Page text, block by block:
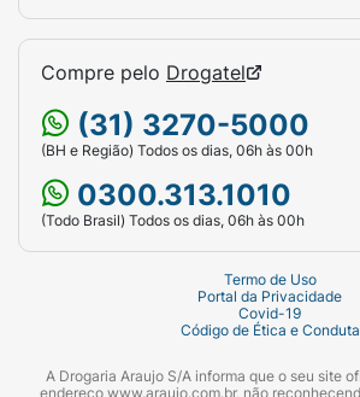
Compre pelo Drogatel
(31) 3270-5000
(BH e Região) Todos os dias, 06h às 00h
0300.313.1010
(Todo Brasil) Todos os dias, 06h às 00h
Termo de Uso
Portal da Privacidade
Covid-19
Código de Ética e Conduta
A Drogaria Araujo S/A informa que o seu site
endereço www.araujo.com.br, não